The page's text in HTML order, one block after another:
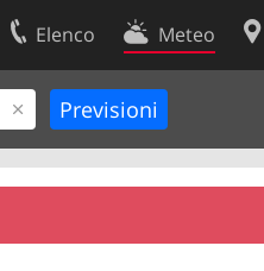
Elenco Meteo
Contatti
Condizioni d’uso
Protezione dei dati